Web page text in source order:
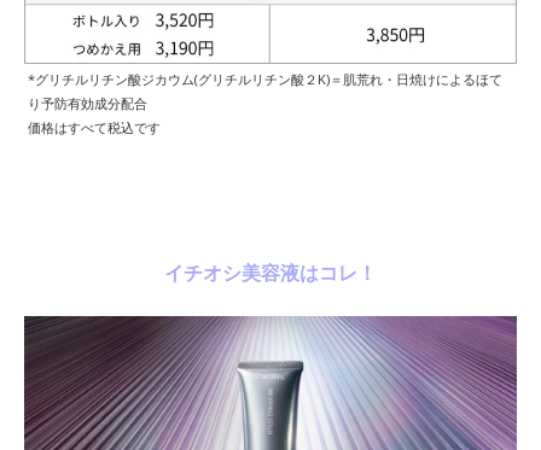
*グリチルリチン酸ジカウム(グリチルリチン酸２K)＝肌荒れ・日焼けによるほて
り予防有効成分配合
価格はすべて税込です
イチオシ美容液はコレ！